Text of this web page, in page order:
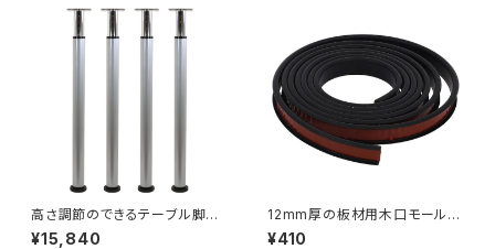
高さ調節のできるテーブル脚
570~770mm シルバー
¥15,840
12mm厚の板材用木口モール
ブラック（557-222）
¥410